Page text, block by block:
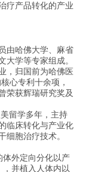
疗产品转化的产业
由哈佛大学、麻省
学等专家组成。
，归国前为哈佛医
心专利十余项，
荣获辉瑞研究奖及
留学多年，主持
临床转化与产业化
细胞治疗技术。
外定向分化以产
并植入人体内以